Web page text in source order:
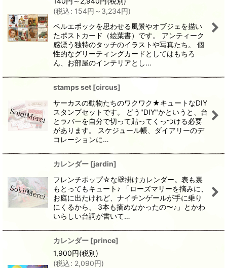
(税込: 154円 ～3,234円)
ベルエポックを思わせる風景やオブジェを描い
たポストカード（絵葉書）です。 アンティーク
感漂う独特のタッチのイラストや写真たち。 個
性的なグリーティングカードとしてはもちろ
ん、お部屋のインテリアとし…
stamps set [circus]
サーカスの動物たちのワクワク★キュートなDIY
スタンプセットです。 どう"DIY"かというと、台
とラバーを自分で切って貼ってくっつける必要
があります。 スケジュール帳、ダイアリーのデ
コレーションに…
カレンダー [jardin]
フレンチポップ☆な壁掛けカレンダー。表も裏
もとってもキュート♪ 「ローズマリーを摘みに、
お庭に出たけれど、ナイチンゲールが手に乗り
にくるから、 3本も摘めなかったの〜♪」とかわ
いらしい台詞が書いて…
カレンダー [prince]
1,900円(税別)
(税込: 2,090円)